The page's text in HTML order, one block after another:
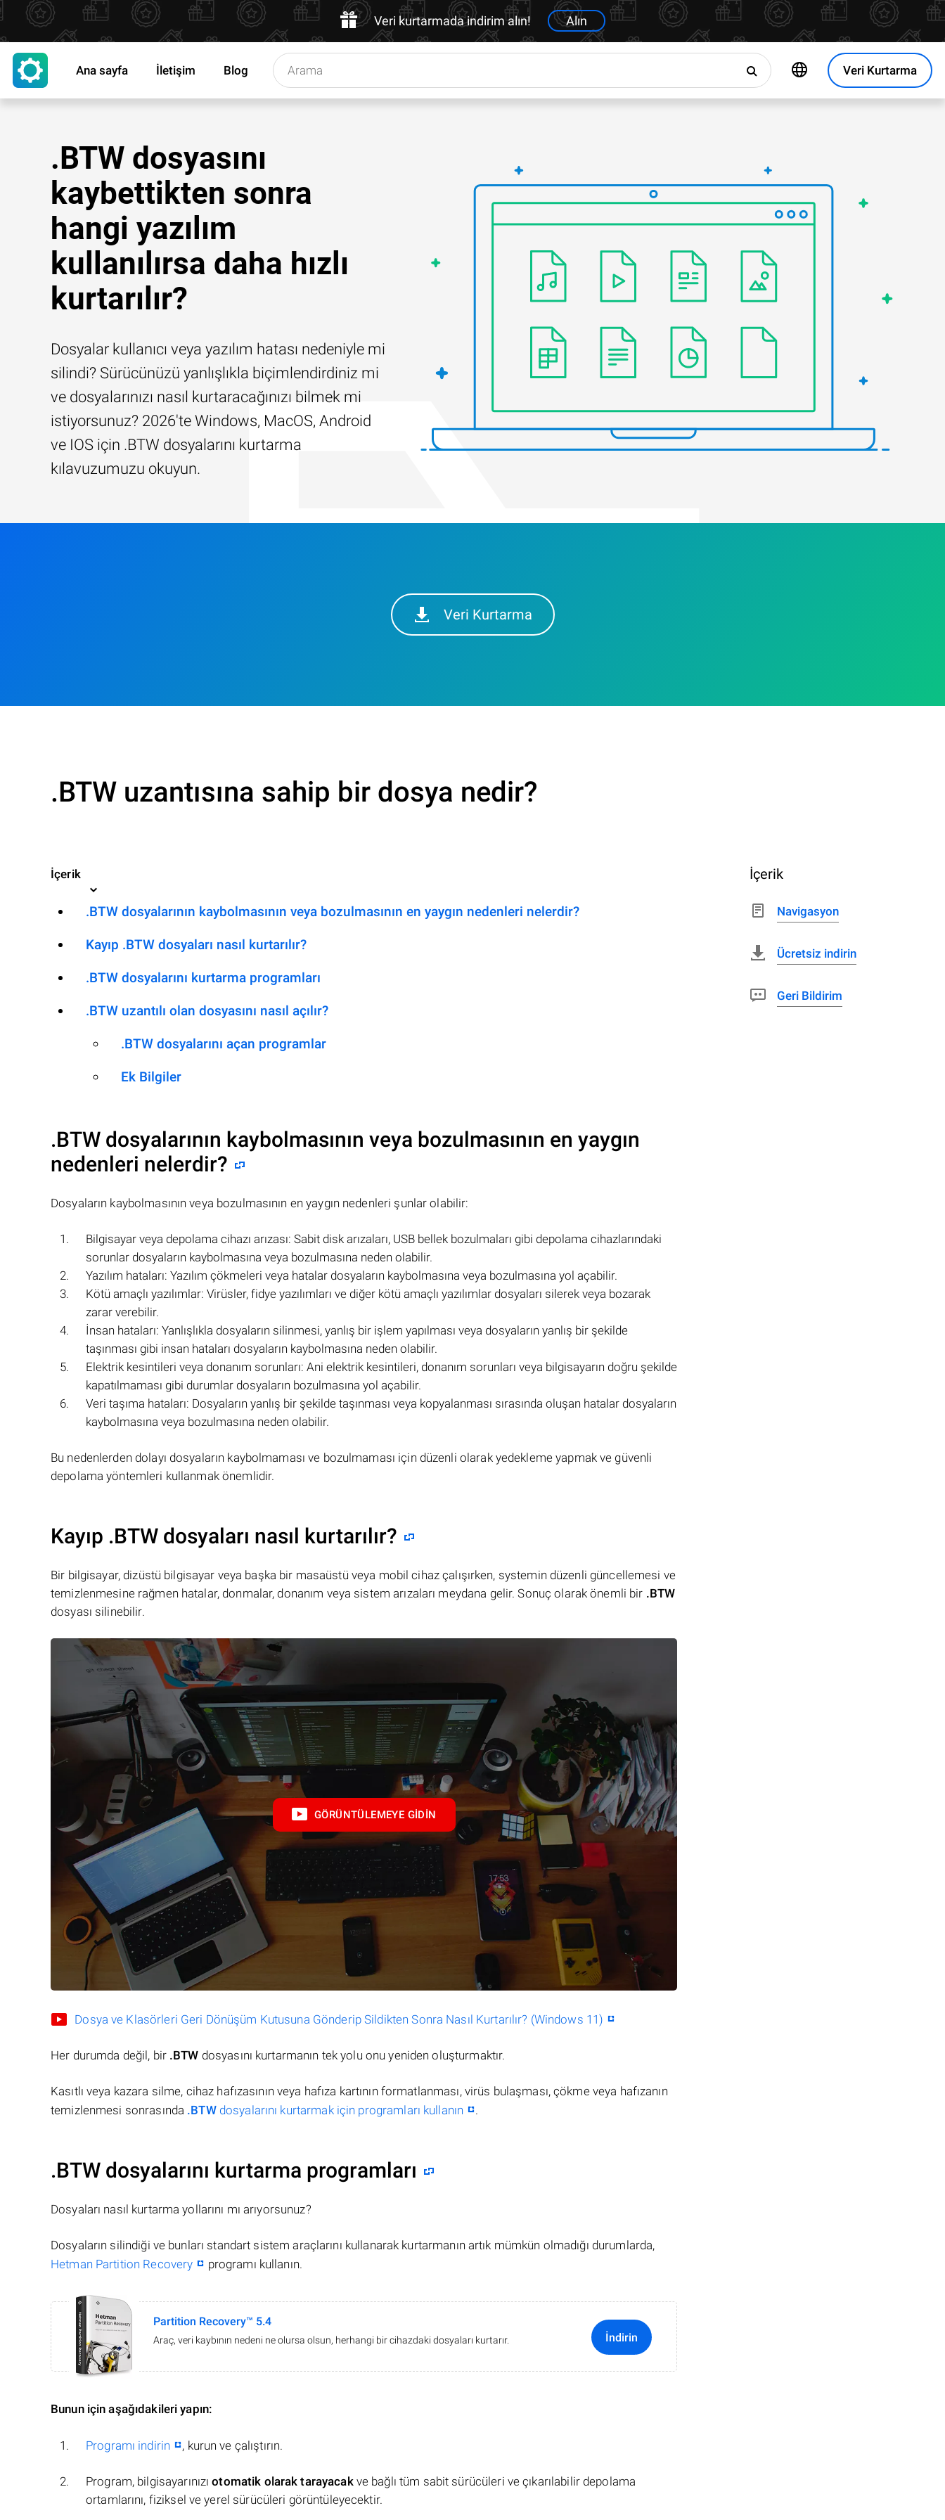
Veri kurtarmada indirim alın! Alın
Veri Kurtarma
Ana sayfa İletişim Blog
.BTW dosyasını
kaybettikten sonra
hangi yazılım
kullanılırsa daha hızlı
kurtarılır?
Dosyalar kullanıcı veya yazılım hatası nedeniyle mi
silindi? Sürücünüzü yanlışlıkla biçimlendirdiniz mi
ve dosyalarınızı nasıl kurtaracağınızı bilmek mi
istiyorsunuz? 2026'te Windows, MacOS, Android
ve IOS için .BTW dosyalarını kurtarma
kılavuzumuzu okuyun.
Veri Kurtarma
.BTW uzantısına sahip bir dosya nedir?
İçerik
.BTW dosyalarının kaybolmasının veya bozulmasının en yaygın nedenleri nelerdir?
Kayıp .BTW dosyaları nasıl kurtarılır?
.BTW dosyalarını kurtarma programları
.BTW uzantılı olan dosyasını nasıl açılır?
.BTW dosyalarını açan programlar
Ek Bilgiler
.BTW dosyalarının kaybolmasının veya bozulmasının en yaygın
nedenleri nelerdir?
Dosyaların kaybolmasının veya bozulmasının en yaygın nedenleri şunlar olabilir:
Bilgisayar veya depolama cihazı arızası: Sabit disk arızaları, USB bellek bozulmaları gibi depolama cihazlarındaki
sorunlar dosyaların kaybolmasına veya bozulmasına neden olabilir.
Yazılım hataları: Yazılım çökmeleri veya hatalar dosyaların kaybolmasına veya bozulmasına yol açabilir.
Kötü amaçlı yazılımlar: Virüsler, fidye yazılımları ve diğer kötü amaçlı yazılımlar dosyaları silerek veya bozarak
zarar verebilir.
İnsan hataları: Yanlışlıkla dosyaların silinmesi, yanlış bir işlem yapılması veya dosyaların yanlış bir şekilde
taşınması gibi insan hataları dosyaların kaybolmasına neden olabilir.
Elektrik kesintileri veya donanım sorunları: Ani elektrik kesintileri, donanım sorunları veya bilgisayarın doğru şekilde
kapatılmaması gibi durumlar dosyaların bozulmasına yol açabilir.
Veri taşıma hataları: Dosyaların yanlış bir şekilde taşınması veya kopyalanması sırasında oluşan hatalar dosyaların
kaybolmasına veya bozulmasına neden olabilir.
Bu nedenlerden dolayı dosyaların kaybolmaması ve bozulmaması için düzenli olarak yedekleme yapmak ve güvenli
depolama yöntemleri kullanmak önemlidir.
Kayıp .BTW dosyaları nasıl kurtarılır?
Bir bilgisayar, dizüstü bilgisayar veya başka bir masaüstü veya mobil cihaz çalışırken, systemin düzenli güncellemesi ve
temizlenmesine rağmen hatalar, donmalar, donanım veya sistem arızaları meydana gelir. Sonuç olarak önemli bir .BTW
dosyası silinebilir.
GÖRÜNTÜLEMEYE GIDIN
Dosya ve Klasörleri Geri Dönüşüm Kutusuna Gönderip Sildikten Sonra Nasıl Kurtarılır? (Windows 11)
Her durumda değil, bir .BTW dosyasını kurtarmanın tek yolu onu yeniden oluşturmaktır.
Kasıtlı veya kazara silme, cihaz hafızasının veya hafıza kartının formatlanması, virüs bulaşması, çökme veya hafızanın
temizlenmesi sonrasında .BTWdosyalarını kurtarmak için programları kullanın .
.BTW dosyalarını kurtarma programları
Dosyaları nasıl kurtarma yollarını mı arıyorsunuz?
Dosyaların silindiği ve bunları standart sistem araçlarını kullanarak kurtarmanın artık mümkün olmadığı durumlarda,
Hetman Partition Recovery
programı kullanın.
Partition Recovery™ 5.4
Araç, veri kaybının nedeni ne olursa olsun, herhangi bir cihazdaki dosyaları kurtarır. İndirin
Bunun için aşağıdakileri yapın:
Programı indirin , kurun ve çalıştırın.
Program, bilgisayarınızıotomatik olarak tarayacakve bağlı tüm sabit sürücüleri ve çıkarılabilir depolama
ortamlarını, fiziksel ve yerel sürücüleri görüntüleyecektir.
İçerik
Navigasyon
Ücretsiz indirin
Geri Bildirim